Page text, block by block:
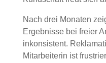
Nach drei Monaten
Ergebnisse bei freier
inkonsistent.
Mitarbeiterin ist